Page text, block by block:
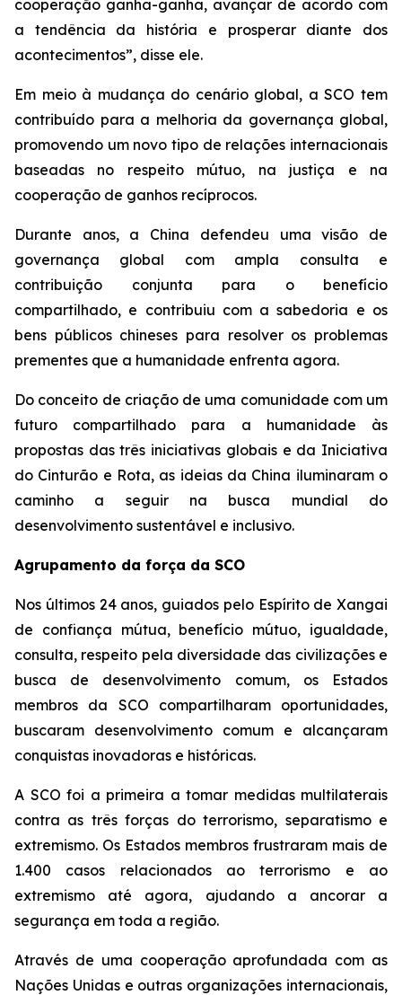
cooperação ganha-ganha, avançar de acordo com
a tendência da história e prosperar diante dos
acontecimentos”, disse ele.
Em meio à mudança do cenário global, a SCO tem
contribuído para a melhoria da governança global,
promovendo um novo tipo de relações internacionais
baseadas no respeito mútuo, na justiça e na
cooperação de ganhos recíprocos.
Durante anos, a China defendeu uma visão de
governança global com ampla consulta e
contribuição conjunta para o benefício
compartilhado, e contribuiu com a sabedoria e os
bens públicos chineses para resolver os problemas
prementes que a humanidade enfrenta agora.
Do conceito de criação de uma comunidade com um
futuro compartilhado para a humanidade às
propostas das três iniciativas globais e da Iniciativa
do Cinturão e Rota, as ideias da China iluminaram o
caminho a seguir na busca mundial do
desenvolvimento sustentável e inclusivo.
Agrupamento da força da SCO
Nos últimos 24 anos, guiados pelo Espírito de Xangai
de confiança mútua, benefício mútuo, igualdade,
consulta, respeito pela diversidade das civilizações e
busca de desenvolvimento comum, os Estados
membros da SCO compartilharam oportunidades,
buscaram desenvolvimento comum e alcançaram
conquistas inovadoras e históricas.
A SCO foi a primeira a tomar medidas multilaterais
contra as três forças do terrorismo, separatismo e
extremismo. Os Estados membros frustraram mais de
1.400 casos relacionados ao terrorismo e ao
extremismo até agora, ajudando a ancorar a
segurança em toda a região.
Através de uma cooperação aprofundada com as
Nações Unidas e outras organizações internacionais,